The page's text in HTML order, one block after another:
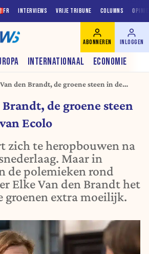
FR INTERVIEWS VRIJE TRIBUNE COLUMNS
INTERNATIONAAL ECONOMIE
ABONNEREN INLOGGEN
den Brandt, de groene steen in de
de groene steen
Ecolo
zich te heropbouwen na
Maar in
de polemieken rond
Elke Van den Brandt het
groenen extra moeilijk.